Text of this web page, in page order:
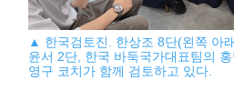
▲ 한국검토진. 한상조 8단(왼쪽 아
윤서 2단, 한국 바둑국가대표팀의
영구 코치가 함께 검토하고 있다.